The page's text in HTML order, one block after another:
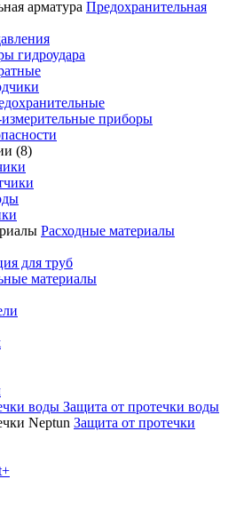
Предохранительная
гидроудара
приборы
(8)
Расходные материалы
для труб
материалы
Защита от протечки воды
Защита от протечки